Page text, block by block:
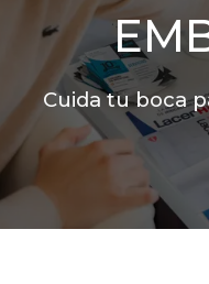
Cuida tu boca